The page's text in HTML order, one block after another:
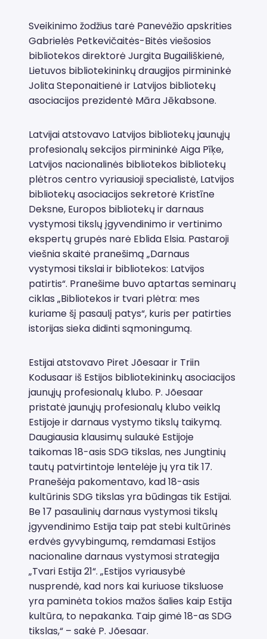
Sveikinimo žodžius tarė Panevėžio apskrities
Gabrielės Petkevičaitės-Bitės viešosios
bibliotekos direktorė Jurgita Bugailiškienė,
Lietuvos bibliotekininkų draugijos pirmininkė
Jolita Steponaitienė ir Latvijos bibliotekų
asociacijos prezidentė Māra Jēkabsone.
Latvijai atstovavo Latvijos bibliotekų jaunųjų
profesionalų sekcijos pirmininkė Aiga Pīķe,
Latvijos nacionalinės bibliotekos bibliotekų
plėtros centro vyriausioji specialistė, Latvijos
bibliotekų asociacijos sekretorė Kristīne
Deksne, Europos bibliotekų ir darnaus
vystymosi tikslų įgyvendinimo ir vertinimo
ekspertų grupės narė Eblida Elsia. Pastaroji
viešnia skaitė pranešimą „Darnaus
vystymosi tikslai ir bibliotekos: Latvijos
patirtis“. Pranešime buvo aptartas seminarų
ciklas „Bibliotekos ir tvari plėtra: mes
kuriame šį pasaulį patys“, kuris per patirties
istorijas sieka didinti sąmoningumą.
Estijai atstovavo Piret Jõesaar ir Triin
Kodusaar iš Estijos bibliotekininkų asociacijos
jaunųjų profesionalų klubo. P. Jõesaar
pristatė jaunųjų profesionalų klubo veiklą
Estijoje ir darnaus vystymo tikslų taikymą.
Daugiausia klausimų sulaukė Estijoje
taikomas 18-asis SDG tikslas, nes Jungtinių
tautų patvirtintoje lentelėje jų yra tik 17.
Pranešėja pakomentavo, kad 18-asis
kultūrinis SDG tikslas yra būdingas tik Estijai.
Be 17 pasaulinių darnaus vystymosi tikslų
įgyvendinimo Estija taip pat stebi kultūrinės
erdvės gyvybingumą, remdamasi Estijos
nacionaline darnaus vystymosi strategija
„Tvari Estija 21“. „Estijos vyriausybė
nusprendė, kad nors kai kuriuose tiksluose
yra paminėta tokios mažos šalies kaip Estija
kultūra, to nepakanka. Taip gimė 18-as SDG
tikslas,“ – sakė P. Jõesaar.